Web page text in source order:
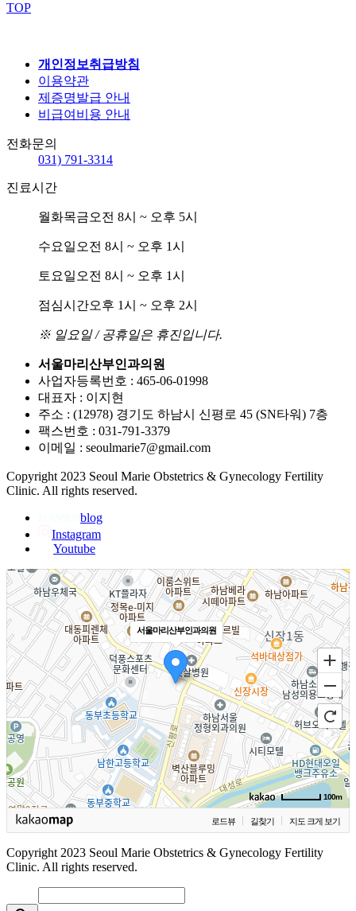
TOP
개인정보취급방침
이용약관
제증명발급 안내
비급여비용 안내
전화문의
031) 791-3314
진료시간
월화목금오전 8시 ~ 오후 5시
수요일 오전 8시 ~ 오후 1시
토요일 오전 8시 ~ 오후 1시
점심시간오후 1시 ~ 오후 2시
※ 일요일 / 공휴일은 휴진입니다.
서울마리산부인과의원
사업자등록번호 : 465-06-01998
대표자 : 이지현
주소 : (12978) 경기도 하남시 신평로 45 (SN타워) 7층
팩스번호 : 031-791-3379
이메일 : seoulmarie7@gmail.com
Copyright 2023 Seoul Marie Obstetrics & Gynecology Fertility
Clinic. All rights reserved.
blog
Instagram
Youtube
서울마리산부인과의원
100m
로드뷰 길찾기 지도 크게 보기
Copyright 2023 Seoul Marie Obstetrics & Gynecology Fertility
Clinic. All rights reserved.